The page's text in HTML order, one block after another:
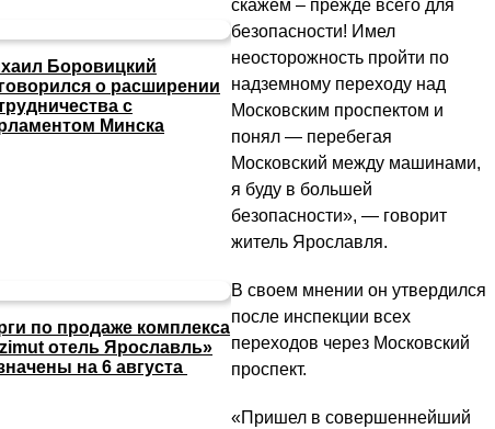
Боровицкий
о расширении
с
Минска
по продаже комплекса
отель Ярославль»
на 6 августа
скажем – прежде всего для
безопасности! Имел
неосторожность пройти по
надземному переходу над
Московским проспектом и
понял — перебегая
Московский между машинами,
я буду в большей
безопасности», — говорит
житель Ярославля.
В своем мнении он утвердился
после инспекции всех
переходов через Московский
проспект.
«Пришел в совершеннейший